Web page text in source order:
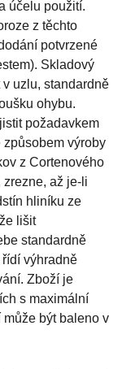
účelu použití.
z těchto
potvrzené
Skladový
uzlu, standardně
ohybu.
požadavkem
způsobem výroby
z Cortenového
až je-li
hliníku ze
lišit
standardně
výhradně
Zboží je
s maximální
může být baleno v